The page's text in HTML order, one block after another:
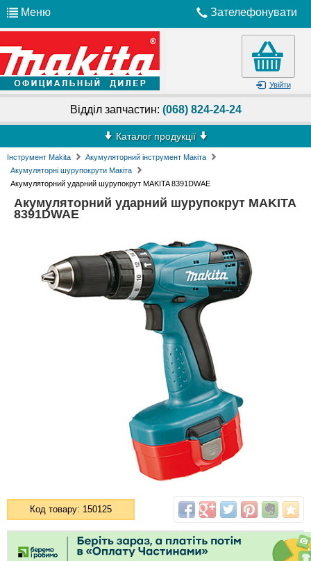
Меню Зателефонувати
Увійти
Відділ запчастин: (068) 824-24-24
Каталог продукції
Інструмент Makita
Акумуляторний інструмент Макіта
Акумуляторні шурупокрути Макіта
Акумуляторний ударний шурупокрут MAKITA 8391DWAE
Акумуляторний ударний шурупокрут MAKITA
8391DWAE
Код товару: 150125